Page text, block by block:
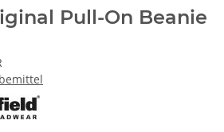
Pull-On Beanie